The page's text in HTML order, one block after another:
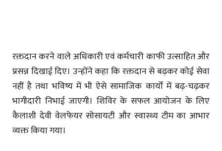
रक्तदान करने वाले अधिकारी एवं कर्मचारी काफी उत्साहित और
प्रसन्न दिखाई दिए। उन्होंने कहा कि रक्तदान से बढ़कर कोई सेवा
नहीं है तथा भविष्य में भी ऐसे सामाजिक कार्यों में बढ़-चढ़कर
भागीदारी निभाई जाएगी। शिविर के सफल आयोजन के लिए
कैलाशी देवी वेलफेयर सोसायटी और स्वास्थ्य टीम का आभार
व्यक्त किया गया।